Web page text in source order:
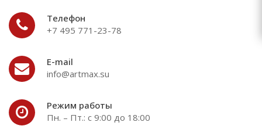
Телефон
+7 495 771-23-78
E-mail
info@artmax.su
Режим работы
Пн. – Пт.: с 9:00 до 18:00